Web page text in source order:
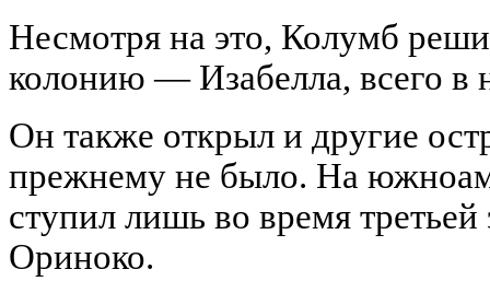
Несмотря на это, Колумб
колонию — Изабелла, всего в
Он также открыл и другие
прежнему не было. На
ступил лишь во время
Ориноко.